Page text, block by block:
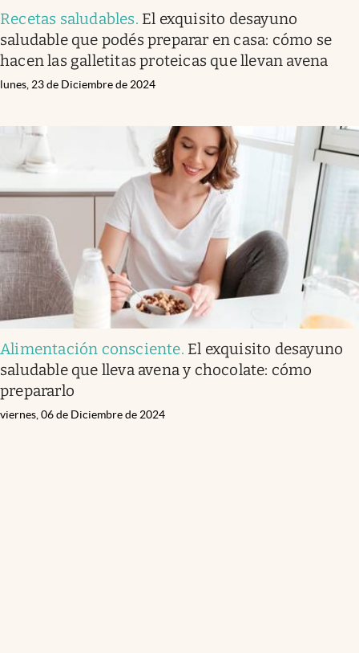
Recetas saludables. El exquisito desayuno
saludable que podés preparar en casa: cómo se
hacen las galletitas proteicas que llevan avena
lunes, 23 de Diciembre de 2024
Alimentación consciente. El exquisito desayuno
saludable que lleva avena y chocolate: cómo
prepararlo
viernes, 06 de Diciembre de 2024